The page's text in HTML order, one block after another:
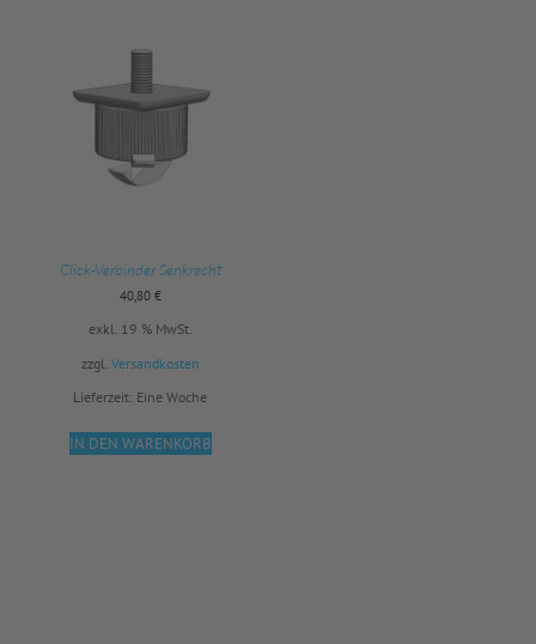
Click-Verbinder Senkrecht
40,80 €
exkl. 19 % MwSt.
zzgl. Versandkosten
Lieferzeit: Eine Woche
IN DEN WARENKORB